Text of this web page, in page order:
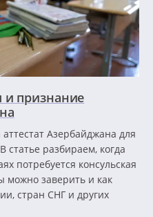
и признание
Азербайджана для
статье разбираем, когда
потребуется консульская
можно заверить и как
стран СНГ и других